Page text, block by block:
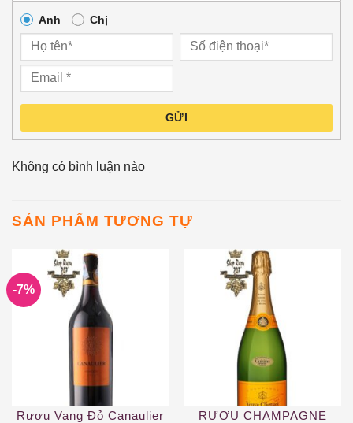
Anh Chị
GỬI
Không có bình luận nào
SẢN PHẨM TƯƠNG TỰ
-7%
Rượu Vang Đỏ Canaulier
RƯỢU CHAMPAGNE